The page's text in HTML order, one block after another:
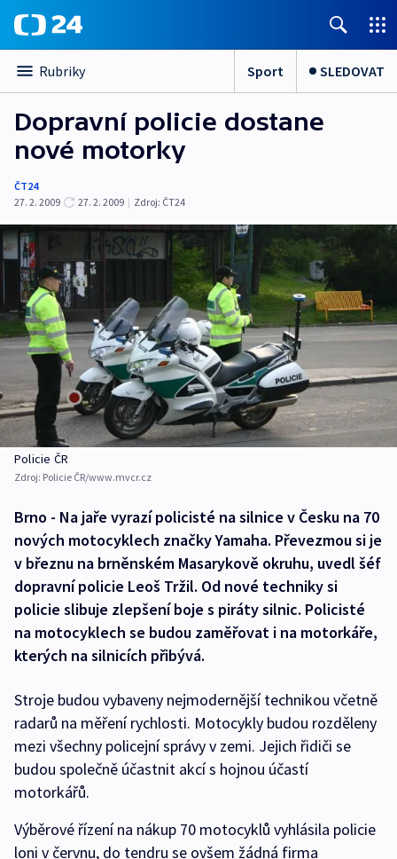
Rubriky Sport SLEDOVAT
Dopravní policie dostane
nové motorky
ČT24
27. 2. 2009
27. 2. 2009 | Zdroj: ČT24
Policie ČR
Zdroj: Policie ČR/www.mvcr.cz
Brno - Na jaře vyrazí policisté na silnice v Česku na 70
nových motocyklech značky Yamaha. Převezmou si je
v březnu na brněnském Masarykově okruhu, uvedl šéf
dopravní policie Leoš Tržil. Od nové techniky si
policie slibuje zlepšení boje s piráty silnic. Policisté
na motocyklech se budou zaměřovat i na motorkáře,
kterých na silnicích přibývá.
Stroje budou vybaveny nejmodernější technikou včetně
radarů na měření rychlosti. Motocykly budou rozděleny
mezi všechny policejní správy v zemi. Jejich řidiči se
budou společně účastnit akcí s hojnou účastí
motorkářů.
Výběrové řízení na nákup 70 motocyklů vyhlásila policie
loni v červnu, do tendru se ovšem žádná firma